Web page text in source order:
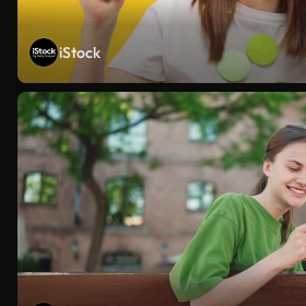
iStock